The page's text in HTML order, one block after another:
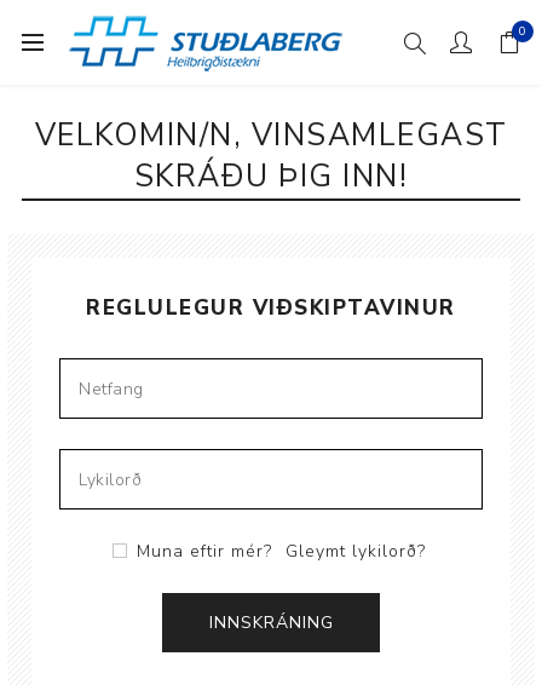
0
VELKOMIN/N, VINSAMLEGAST
SKRÁÐU ÞIG INN!
REGLULEGUR VIÐSKIPTAVINUR
Muna eftir mér? Gleymt lykilorð?